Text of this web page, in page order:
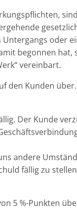
oder
begonnen
vereinbart.
den Kunden über.
Der Kunde
andere
fällig zu
5 %-Punkten